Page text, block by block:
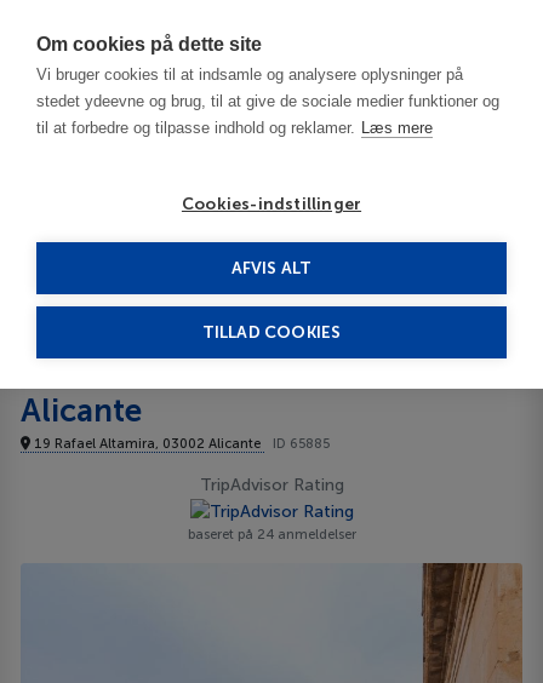
Om cookies på dette site
Vi bruger cookies til at indsamle og analysere oplysninger på
stedet ydeevne og brug, til at give de sociale medier funktioner og
til at forbedre og tilpasse indhold og reklamer. Læs mere
Cookies-indstillinger
AFVIS ALT
TILLAD COOKIES
Alicante
Eurostars Portico Alicante 4+*
Alicante
19 Rafael Altamira, 03002 Alicante ID 65885
TripAdvisor Rating
baseret på 24 anmeldelser